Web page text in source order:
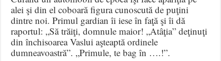
alei şi din el coboară figura cunoscută de puţini
dintre noi. Primul gardian îi iese în faţă şi îi dă
raportul: „Să trăiţi, domnule maior! „Atâţia” deţinuţi
din închisoarea Vaslui aşteaptă ordinele
dumneavoastră”. „Primule, te bag în ….!”.